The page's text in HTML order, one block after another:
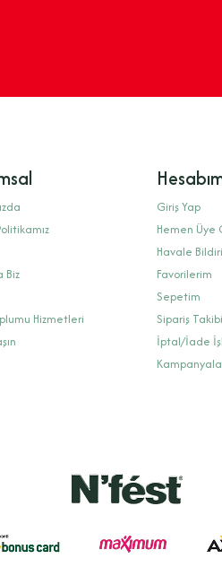
Biz
Hizmetleri
Giriş Yap
Hemen Üye
Havale
Favorilerim
Sepetim
Sipariş Takibi
İptal/İade